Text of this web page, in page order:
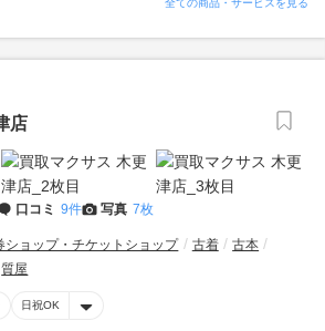
全ての商品・サービスを見る
店
口コミ 9件 写真 7枚
ショップ・チケットショップ 古着
古本
質屋
日祝OK